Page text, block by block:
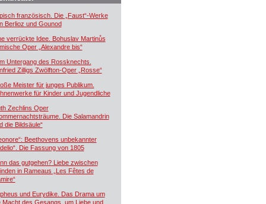
französisch. Die „Faust“-Werke
Berlioz und Gounod
verrückte Idee. Bohuslav Martinůs
Oper „Alexandre bis“
Untergang des Rossknechts.
Zilligs Zwölfton-Oper „Rosse“
Meister für junges Publikum.
für Kinder und Jugendliche
Zechlins Oper
Die Salamandrin
die Bildsäule“
Beethovens unbekannter
Die Fassung von 1805
das gutgehen? Liebe zwischen
in Rameaus „Les Fêtes de
und Eurydike. Das Drama um
Macht des Gesangs, um Liebe und